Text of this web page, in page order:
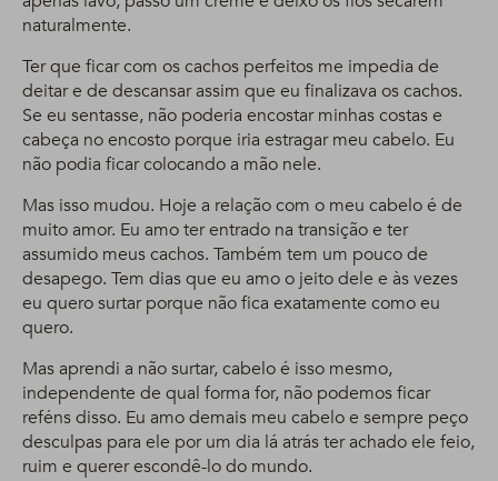
naturalmente.
Ter que ficar com os cachos perfeitos me impedia de
deitar e de descansar assim que eu finalizava os cachos.
Se eu sentasse, não poderia encostar minhas costas e
cabeça no encosto porque iria estragar meu cabelo. Eu
não podia ficar colocando a mão nele.
Mas isso mudou. Hoje a relação com o meu cabelo é de
muito amor. Eu amo ter entrado na transição e ter
assumido meus cachos. Também tem um pouco de
desapego. Tem dias que eu amo o jeito dele e às vezes
eu quero surtar porque não fica exatamente como eu
quero.
Mas aprendi a não surtar, cabelo é isso mesmo,
independente de qual forma for, não podemos ficar
reféns disso. Eu amo demais meu cabelo e sempre peço
desculpas para ele por um dia lá atrás ter achado ele feio,
ruim e querer escondê-lo do mundo.